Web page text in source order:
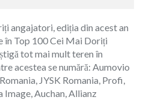
angajatori, ediția din acest an
în Top 100 Cei Mai Doriți
tot mai mult teren în
acestea se numără: Aumovio
JYSK Romania, Profi,
Auchan, Allianz